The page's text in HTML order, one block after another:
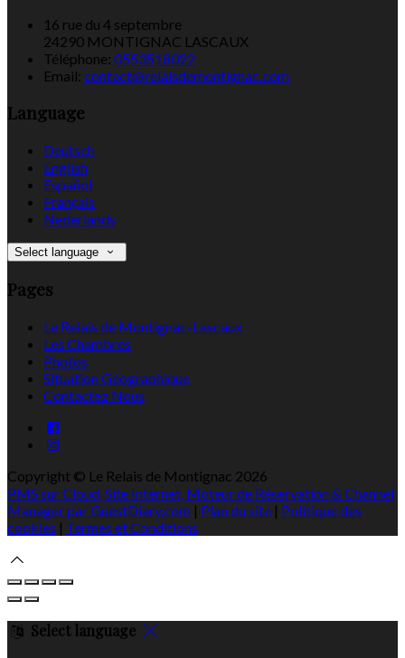
16 rue du 4 septembre
24290 MONTIGNAC LASCAUX
Téléphone: 0553518022
Email: contact@relaisdemontignac.com
Language
Deutsch
English
Español
Français
Nederlands
Select language
Pages
Le Relais de Montignac-Lascaux
Les Chambres
Photos
Situation Géographique
Contactez Nous
Copyright © Le Relais de Montignac 2026
PMS sur Cloud, Site Internet, Moteur de Réservation & Channel
Manager par GuestDiary.com | Plan du site | Politique des
cookies | Termes et Conditions
Select language